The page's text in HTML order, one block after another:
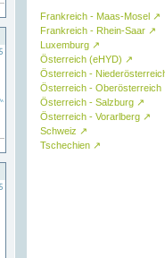
Frankreich - Maas-Mosel ↗
Frankreich - Rhein-Saar ↗
Luxemburg ↗
Österreich (eHYD) ↗
Österreich -
Österreich - Oberösterreich
Österreich - Salzburg ↗
Österreich - Vorarlberg ↗
Schweiz ↗
Tschechien ↗